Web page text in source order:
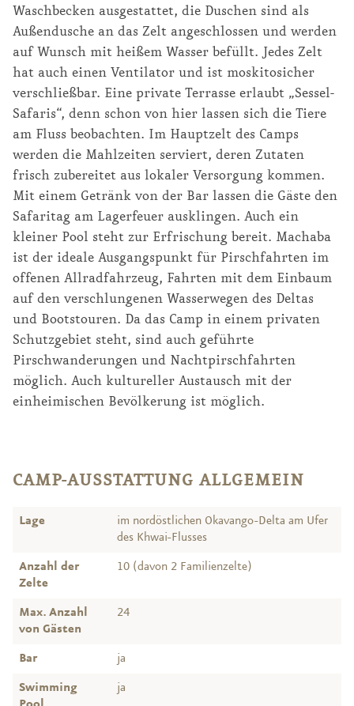
Waschbecken ausgestattet, die Duschen sind als
Außendusche an das Zelt angeschlossen und werden
auf Wunsch mit heißem Wasser befüllt. Jedes Zelt
hat auch einen Ventilator und ist moskitosicher
verschließbar. Eine private Terrasse erlaubt „Sessel-
Safaris“, denn schon von hier lassen sich die Tiere
am Fluss beobachten. Im Hauptzelt des Camps
werden die Mahlzeiten serviert, deren Zutaten
frisch zubereitet aus lokaler Versorgung kommen.
Mit einem Getränk von der Bar lassen die Gäste den
Safaritag am Lagerfeuer ausklingen. Auch ein
kleiner Pool steht zur Erfrischung bereit. Machaba
ist der ideale Ausgangspunkt für Pirschfahrten im
offenen Allradfahrzeug, Fahrten mit dem Einbaum
auf den verschlungenen Wasserwegen des Deltas
und Bootstouren. Da das Camp in einem privaten
Schutzgebiet steht, sind auch geführte
Pirschwanderungen und Nachtpirschfahrten
möglich. Auch kultureller Austausch mit der
einheimischen Bevölkerung ist möglich.
CAMP-AUSSTATTUNG ALLGEMEIN
Lage
im nordöstlichen Okavango-Delta am Ufer
des Khwai-Flusses
Anzahl der
Zelte
10 (davon 2 Familienzelte)
Max. Anzahl
von Gästen
24
Bar ja
Swimming
ja